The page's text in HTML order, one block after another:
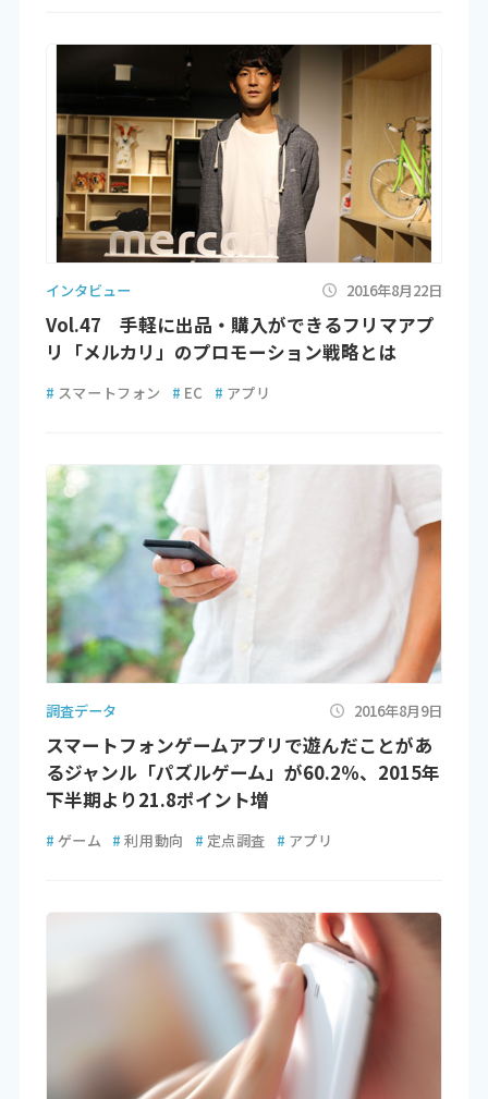
インタビュー 2016年8月22日
Vol.47 手軽に出品・購入ができるフリマアプ
リ「メルカリ」のプロモーション戦略とは
# スマートフォン # EC # アプリ
調査データ 2016年8月9日
スマートフォンゲームアプリで遊んだことがあ
るジャンル「パズルゲーム」が60.2％、2015年
下半期より21.8ポイント増
# ゲーム # 利用動向 # 定点調査 # アプリ